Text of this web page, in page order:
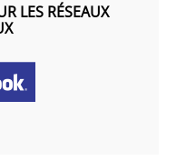
LES RÉSEAUX